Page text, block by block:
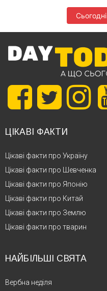
Сьогодні
ЦІКАВІ ФАКТИ
Цікаві факти про Україну
Цікаві факти про Шевченка
Цікаві факти про Японію
Цікаві факти про Китай
Цікаві факти про Землю
Цікаві факти про тварин
НАЙБІЛЬШІ СВЯТА
Вербна неділя